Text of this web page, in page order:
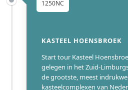
1250NC
KASTEEL HOENSBROEK
Start tour Kasteel
gelegen in het Zuid-
de grootste, meest
kasteelcomplexen van